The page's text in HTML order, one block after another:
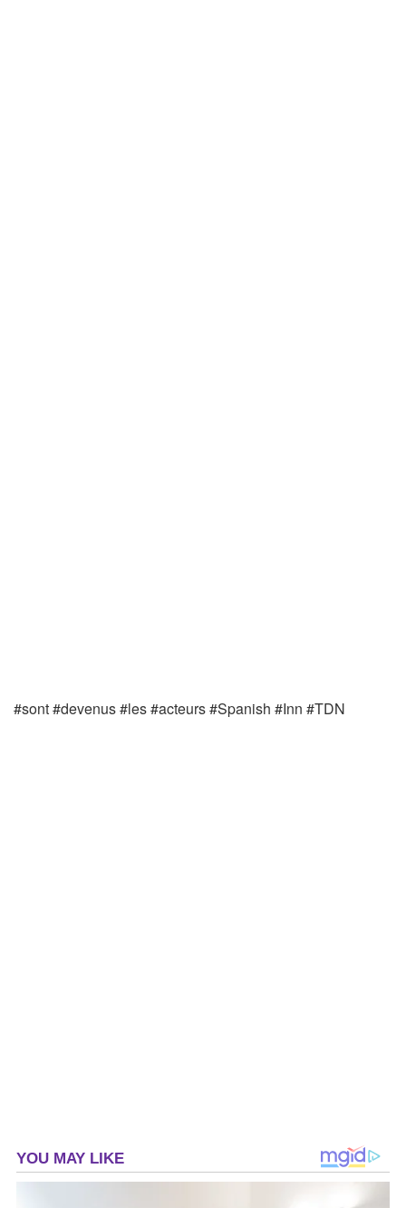
#sont #devenus #les #acteurs #Spanish #Inn #TDN